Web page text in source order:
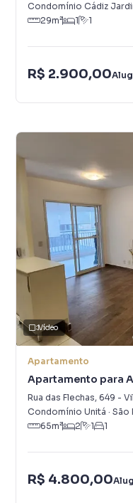
Condomínio Cádiz
29m² 1 1
R$ 2.900,00
Vídeo
Apartamento
Apartamento para
Rua das Flechas, 649 -
Condomínio Unitá · São
65m² 2 1 1
R$ 4.800,00